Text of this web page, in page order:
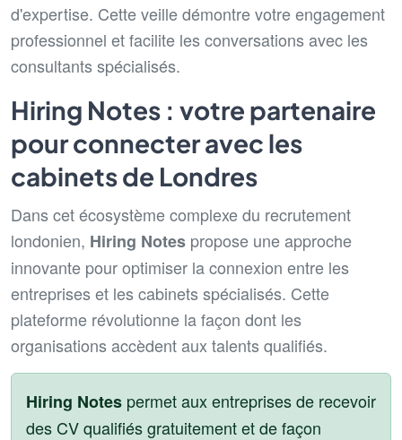
d'expertise. Cette veille démontre votre engagement
professionnel et facilite les conversations avec les
consultants spécialisés.
Hiring Notes : votre partenaire
pour connecter avec les
cabinets de Londres
Dans cet écosystème complexe du recrutement
londonien, Hiring Notes propose une approche
innovante pour optimiser la connexion entre les
entreprises et les cabinets spécialisés. Cette
plateforme révolutionne la façon dont les
organisations accèdent aux talents qualifiés.
Hiring Notes permet aux entreprises de recevoir
des CV qualifiés gratuitement et de façon